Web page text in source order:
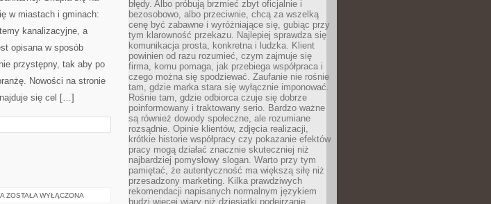
w miastach i gminach:
kanalizacyjne, a
opisana w sposób
przystępny, tak aby po
Nowości na stronie
się cel […]
TECHNIKI
ZOSTAŁA WYŁĄCZONA
błędy. Albo próbują brzmieć zbyt oficjalnie i
bezosobowo, albo przeciwnie, chcą za wszelką
cenę być zabawne i wyróżniające się, gubiąc przy
tym klarowność przekazu. Najlepiej sprawdza się
komunikacja prosta, konkretna i ludzka. Klient
powinien od razu rozumieć, czym zajmuje się
firma, komu pomaga, jak przebiega współpraca i
czego można się spodziewać. Zaufanie nie rośnie
tam, gdzie marka stara się wyłącznie imponować.
Rośnie tam, gdzie odbiorca czuje się dobrze
poinformowany i traktowany serio. Bardzo ważne
są również dowody społeczne, ale rozumiane
rozsądnie. Opinie klientów, zdjęcia realizacji,
krótkie historie współpracy czy pokazanie efektów
pracy mogą działać znacznie skuteczniej niż
najbardziej pomysłowy slogan. Warto przy tym
pamiętać, że autentyczność ma większą siłę niż
przesadzony marketing. Kilka prawdziwych
rekomendacji napisanych normalnym językiem
budzi więcej wiary niż dziesiątki podejrzanie